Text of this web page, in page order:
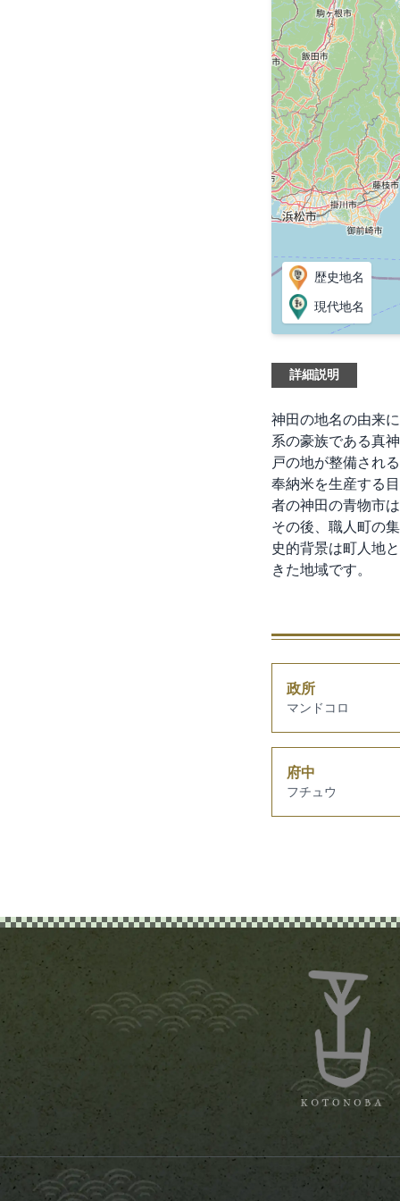
歴史地名
現代地名
詳細説明
神田の地名の由来
系の豪族である真
戸の地が整備され
奉納米を生産する
者の神田の青物市
その後、職人町の
史的背景は町人地
きた地域です。
政所
マンドコロ
府中
フチュウ